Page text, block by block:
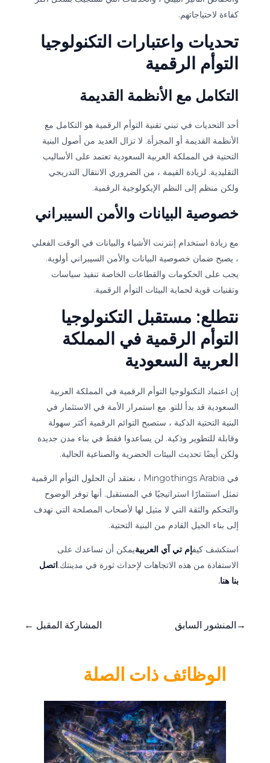
كفاءة لاحتياجاتهم.
تحديات واعتبارات التكنولوجيا
التوأم الرقمية
التكامل مع الأنظمة القديمة
أحد التحديات في تبني تقنية التوأم الرقمية هو التكامل مع
الأنظمة القديمة أو المجزأة. لا تزال العديد من أصول البنية
التحتية في المملكة العربية السعودية تعتمد على الأساليب
التقليدية. لزيادة القيمة ، من الضروري الانتقال التدريجي
ولكن منظم إلى النظم الإيكولوجية الرقمية.
خصوصية البيانات والأمن السيبراني
مع زيادة استخدام إنترنت الأشياء والبيانات في الوقت الفعلي
، يصبح ضمان خصوصية البيانات والأمن السيبراني أولوية.
يجب على الحكومات والقطاعات الخاصة تنفيذ سياسات
وتقنيات قوية لحماية البيئات التوأم الرقمية.
نتطلع: مستقبل التكنولوجيا
التوأم الرقمية في المملكة
العربية السعودية
إن اعتماد التكنولوجيا التوأم الرقمية في المملكة العربية
السعودية قد بدأ للتو. مع استمرار الأمة في الاستثمار في
البنية التحتية الذكية ، ستصبح التوائم الرقمية أكثر سهولة
وقابلة للتطوير وذكية. لن يساعدوا فقط في بناء مدن جديدة
ولكن أيضًا تحديث البيئات الحضرية والصناعية الحالية.
في Mingothings Arabia ، نعتقد أن الحلول التوأم الرقمية
تمثل استثمارًا استراتيجيًا في المستقبل. أنها توفر الوضوح
والتحكم والثقة التي لا مثيل لها لأصحاب المصلحة التي تهدف
إلى بناء الجيل القادم من البنية التحتية.
استكشف كيفإم تي آي العربيةيمكن أن تساعدك على
الاستفادة من هذه الاتجاهات لإحداث ثورة في مدينتك.اتصل
بنا هنا.
→ المنشور السابق المشاركة المقبل ←
الوظائف ذات الصلة